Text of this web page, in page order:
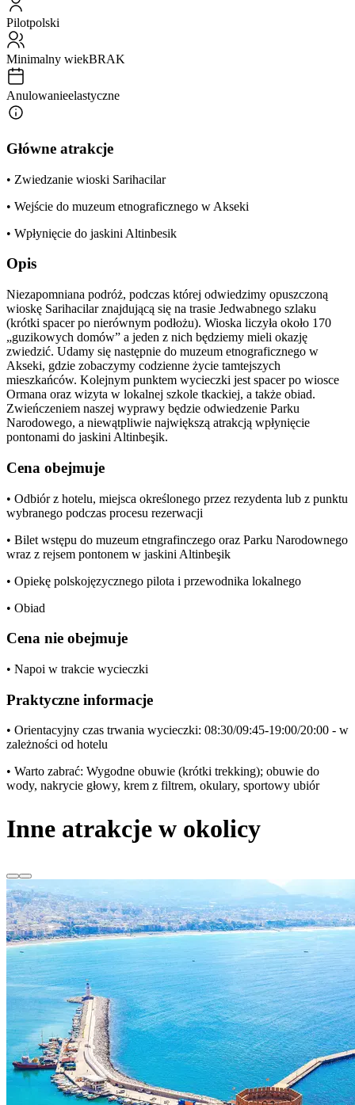
Pilotpolski
Minimalny wiekBRAK
Anulowanieelastyczne
Główne atrakcje
• Zwiedzanie wioski Sarihacilar
• Wejście do muzeum etnograficznego w Akseki
• Wpłynięcie do jaskini Altinbesik
Opis
Niezapomniana podróż, podczas której odwiedzimy opuszczoną
wioskę Sarihacilar znajdującą się na trasie Jedwabnego szlaku
(krótki spacer po nierównym podłożu). Wioska liczyła około 170
„guzikowych domów” a jeden z nich będziemy mieli okazję
zwiedzić. Udamy się następnie do muzeum etnograficznego w
Akseki, gdzie zobaczymy codzienne życie tamtejszych
mieszkańców. Kolejnym punktem wycieczki jest spacer po wiosce
Ormana oraz wizyta w lokalnej szkole tkackiej, a także obiad.
Zwieńczeniem naszej wyprawy będzie odwiedzenie Parku
Narodowego, a niewątpliwie największą atrakcją wpłynięcie
pontonami do jaskini Altinbeşik.
Cena obejmuje
• Odbiór z hotelu, miejsca określonego przez rezydenta lub z punktu
wybranego podczas procesu rezerwacji
• Bilet wstępu do muzeum etngrafinczego oraz Parku Narodownego
wraz z rejsem pontonem w jaskini Altinbeşik
• Opiekę polskojęzycznego pilota i przewodnika lokalnego
• Obiad
Cena nie obejmuje
• Napoi w trakcie wycieczki
Praktyczne informacje
• Orientacyjny czas trwania wycieczki: 08:30/09:45-19:00/20:00 - w
zależności od hotelu
• Warto zabrać: Wygodne obuwie (krótki trekking); obuwie do
wody, nakrycie głowy, krem z filtrem, okulary, sportowy ubiór
Inne atrakcje w okolicy